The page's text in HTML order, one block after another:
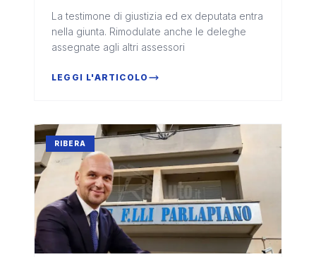
La testimone di giustizia ed ex deputata entra
nella giunta. Rimodulate anche le deleghe
assegnate agli altri assessori
LEGGI L'ARTICOLO
RIBERA